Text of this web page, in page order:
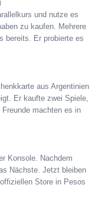
und nutze es
zu kaufen. Mehrere
bereits. Er probierte es
aus Argentinien
Er kaufte zwei Spiele,
machten es in
Konsole. Nachdem
Nächste. Jetzt bleiben
Store in Pesos